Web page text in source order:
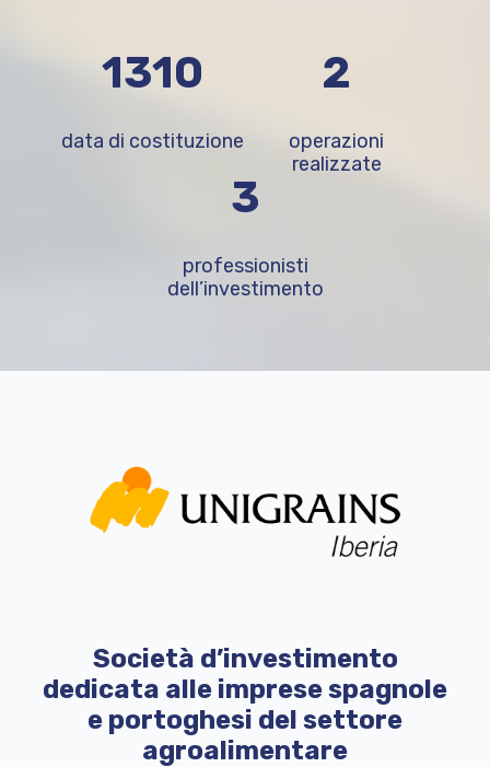
2023
data di costituzione
4
operazioni
realizzate
5
professionisti
dell’investimento
Società d’investimento
dedicata alle imprese spagnole
e portoghesi del settore
agroalimentare